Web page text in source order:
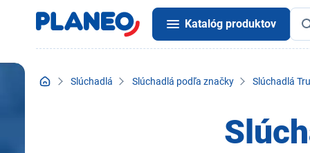
Katalóg produktov
Slúchadlá Slúchadlá podľa značky Slúchadlá